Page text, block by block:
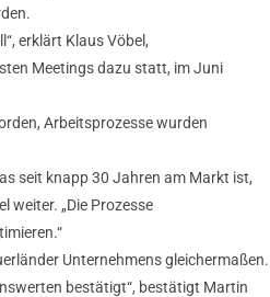
erklärt Klaus Vöbel,
Meetings dazu statt, im Juni
Arbeitsprozesse wurden
seit knapp 30 Jahren am Markt ist,
weiter. „Die Prozesse
Unternehmens gleichermaßen.
bestätigt“, bestätigt Martin